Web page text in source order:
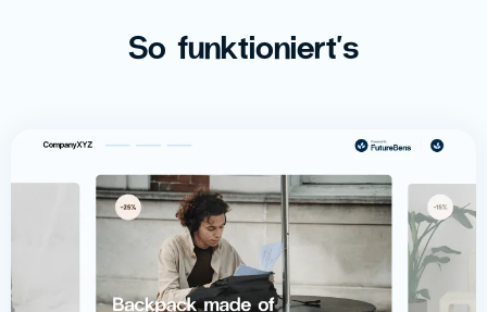
So funktioniert's